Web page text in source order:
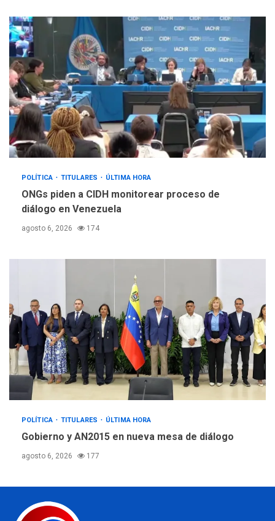
POLÍTICA TITULARES ÚLTIMA HORA
ONGs piden a CIDH monitorear proceso de
diálogo en Venezuela
agosto 6, 2026 174
POLÍTICA TITULARES ÚLTIMA HORA
Gobierno y AN2015 en nueva mesa de diálogo
agosto 6, 2026 177